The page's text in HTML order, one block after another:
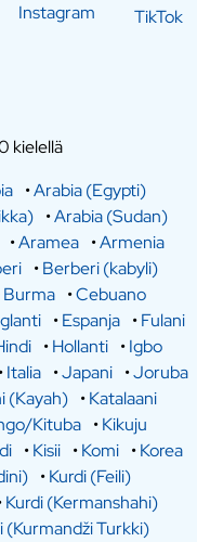
Instagram TikTok
kielellä
•Arabia (Egypti)
•Arabia (Sudan)
•Aramea •Armenia
•Berberi (kabyli)
Burma •Cebuano
•Espanja •Fulani
•Hollanti •Igbo
•Italia •Japani •Joruba
(Kayah) •Katalaani
Kituba •Kikuju
•Kisii •Komi •Korea
•Kurdi (Feili)
Kurdi (Kermanshahi)
(Kurmandži Turkki)